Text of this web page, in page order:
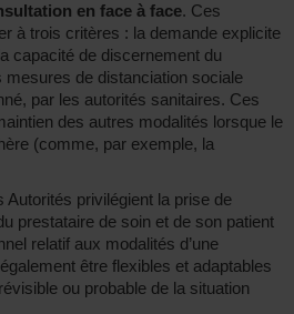
en face à face. Ces
à trois critères : la demande explicite
capacité de discernement du
mesures de distanciation sociale
par les autorités sanitaires. Ces
des autres modalités lorsque le
(comme, par exemple, la
Autorités privilégient la prise de
prestataire de soin et de son patient
relatif aux modalités d’une
être flexibles et adaptables
ou probable de la situation